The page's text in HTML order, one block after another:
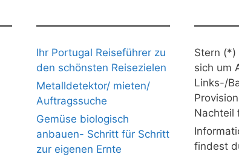
Ihr Portugal Reiseführer zu
den schönsten Reisezielen
Metalldetektor/ mieten/
Auftragssuche
Gemüse biologisch
anbauen- Schritt für Schritt
zur eigenen Ernte
Stern (*)
sich um
Links-/
Nachteil
findest